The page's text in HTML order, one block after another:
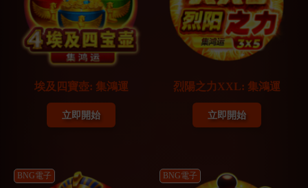
埃及四寶壺: 集鴻運
立即開始
烈陽之力XXL: 集鴻運
立即開始
BNG電子 BNG電子